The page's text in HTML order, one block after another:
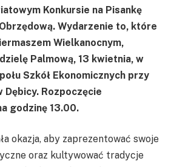
Konkursie na Pisankę
Wydarzenie to, które
Wielkanocnym,
Palmową, 13 kwietnia, w
Szkół Ekonomicznych przy
Dębicy. Rozpoczęcie
godzinę 13.00.
okazja, aby zaprezentować swoje
oraz kultywować tradycje